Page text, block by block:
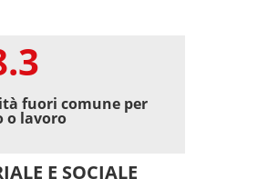
fuori comune per
o lavoro
E SOCIALE